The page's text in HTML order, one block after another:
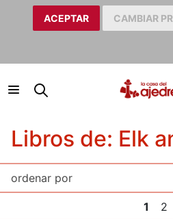
ACEPTAR CAMBIAR
Libros de: Elk
1 2